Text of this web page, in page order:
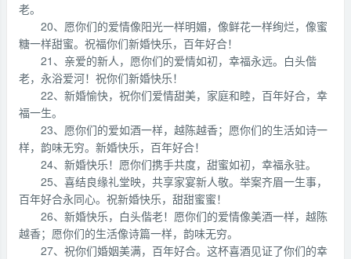
老。
20、愿你们的爱情像阳光一样明媚，像鲜花一样绚烂，像蜜
糖一样甜蜜。祝福你们新婚快乐，百年好合！
21、亲爱的新人，愿你们的爱情如初，幸福永远。白头偕
老，永浴爱河！祝你们新婚快乐！
22、新婚愉快，祝你们爱情甜美，家庭和睦，百年好合，幸
福一生。
23、愿你们的爱如酒一样，越陈越香；愿你们的生活如诗一
样，韵味无穷。新婚快乐，百年好合！
24、新婚快乐！愿你们携手共度，甜蜜如初，幸福永驻。
25、喜结良缘礼堂映，共享家宴新人敬。举案齐眉一生事，
百年好合永同心。祝新婚快乐，甜甜蜜蜜！
26、新婚快乐，白头偕老！愿你们的爱情像美酒一样，越陈
越香；愿你们的生活像诗篇一样，韵味无穷。
27、祝你们婚姻美满，百年好合。这杯喜酒见证了你们的幸